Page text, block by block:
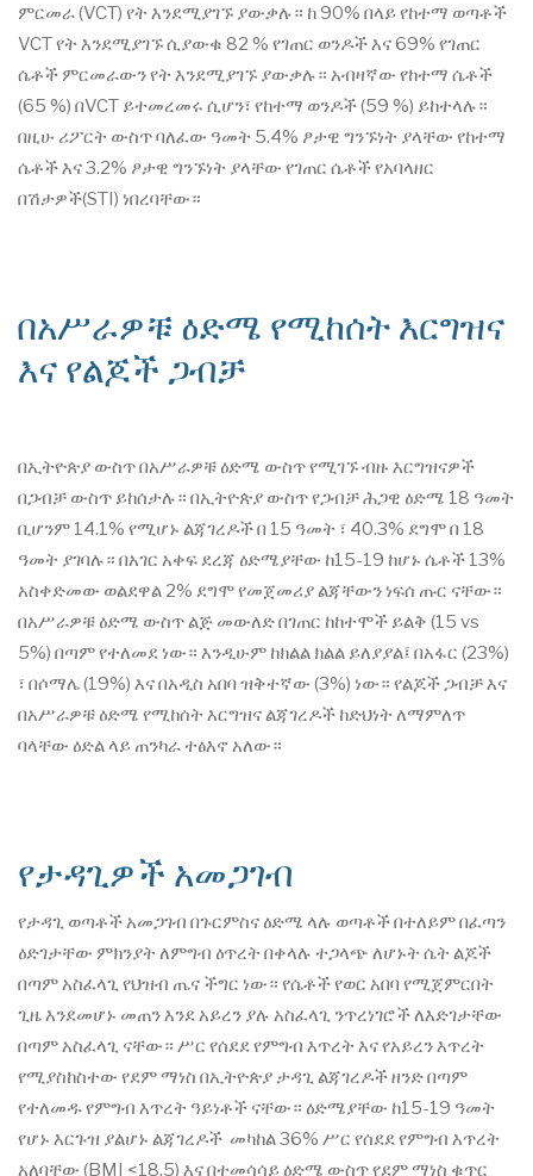
ምርመራ (VCT) የት እንደሚያገኙ ያውቃሉ። ከ 90% በላይ የከተማ ወጣቶች
VCT የት እንደሚያገኙ ሲያውቁ 82 % የገጠር ወንዶች እና 69% የገጠር
ሴቶች ምርመራውን የት እንደሚያገኙ ያውቃሉ። አብዛኛው የከተማ ሴቶች
(65 %) በVCT ይተመረመሩ ሲሆን፣ የከተማ ወንዶች (59 %) ይከተላሉ።
በዚሁ ሪፖርት ውስጥ ባለፈው ዓመት 5.4% ፆታዊ ግንኙነት ያላቸው የከተማ
ሴቶች እና 3.2% ፆታዊ ግንኙነት ያላቸው የገጠር ሴቶች የአባላዘር
በሽታዎች(STI) ነበረባቸው።
በአሥራዎቹ ዕድሜ የሚከሰት እርግዝና
እና የልጆች ጋብቻ
በኢትዮጵያ ውስጥ በአሥራዎቹ ዕድሜ ውስጥ የሚገኙ ብዙ እርግዝናዎች
በጋብቻ ውስጥ ይከሰታሉ። በኢትዮጵያ ውስጥ የጋብቻ ሕጋዊ ዕድሜ 18 ዓመት
ቢሆንም 14.1% የሚሆኑ ልጃገረዶች በ 15 ዓመት ፣ 40.3% ደግሞ በ 18
ዓመት ያገባሉ። በአገር አቀፍ ደረጃ ዕድሜያቸው ከ15-19 ከሆኑ ሴቶች 13%
አስቀድመው ወልደዋል 2% ደግሞ የመጀመሪያ ልጃቸውን ነፍሰ ጡር ናቸው።
በአሥራዎቹ ዕድሜ ውስጥ ልጅ መውለድ በገጠር ከከተሞች ይልቅ (15 vs
5%) በጣም የተለመደ ነው። እንዲሁም ከክልል ክልል ይለያያል፤ በአፋር (23%)
፣ በሶማሌ (19%) እና በአዲስ አበባ ዝቅተኛው (3%) ነው። የልጆች ጋብቻ እና
በአሥራዎቹ ዕድሜ የሚከሰት እርግዝና ልጃገረዶች ከድህነት ለማምለጥ
ባላቸው ዕድል ላይ ጠንካራ ተፅእኖ አለው።
የታዳጊዎች አመጋገብ
የታዳጊ ወጣቶች አመጋገብ በጉርምስና ዕድሜ ላሉ ወጣቶች በተለይም በፈጣን
ዕድገታቸው ምክንያት ለምግብ ዕጥረት በቀላሉ ተጋላጭ ለሆኑት ሴት ልጆች
በጣም አስፈላጊ የህዝብ ጤና ችግር ነው። የሴቶች የወር አበባ የሚጀምርበት
ጊዜ እንደመሆኑ መጠን እንደ አይረን ያሉ አስፈላጊ ንጥረነገሮች ለእድገታቸው
በጣም አስፈላጊ ናቸው። ሥር የሰደደ የምግብ እጥረት እና የአይረን እጥረት
የሚያስከስተው የደም ማነስ በኢትዮጵያ ታዳጊ ልጃገረዶች ዘንድ በጣም
የተለመዱ የምግብ እጥረት ዓይነቶች ናቸው። ዕድሜያቸው ከ15-19 ዓመት
የሆኑ እርጉዝ ያልሆኑ ልጃገረዶች መካከል 36% ሥር የሰደደ የምግብ እጥረት
አለባቸው (BMI <18.5) እና በተመሳሳይ ዕድሜ ውስጥ የደም ማነስ ቁጥር